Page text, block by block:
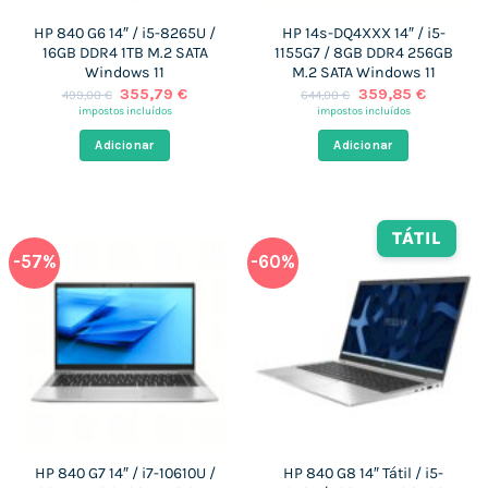
HP 840 G6 14″ / i5-8265U /
16GB DDR4 1TB M.2 SATA
Windows 11
499,00€ O
preço
era:
499,00 €.
355,79€O
impostos incluídos
Adicionar
HP 14s-DQ4XXX 14″ / i5-
1155G7 / 8GB DDR4 256GB
M.2 SATA Windows 11
644,00€ O
preço
era:
644,00 €.
359,85 €O
impostos incluídos
Adicionar
-57%
HP 840 G7 14″ / i7-10610U /
-60%
TÁTIL
HP 840 G8 14″ Tátil / i5-